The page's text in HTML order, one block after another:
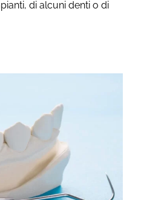
di alcuni denti o di